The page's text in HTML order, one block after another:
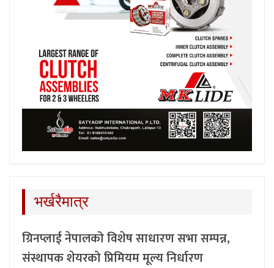
भर्खरैमात्र
ग्रिनप्लाई नेपालको विशेष साधारण सभा सम्पन्न,
संस्थापक शेयरको प्रिमियम मूल्य निर्धारण